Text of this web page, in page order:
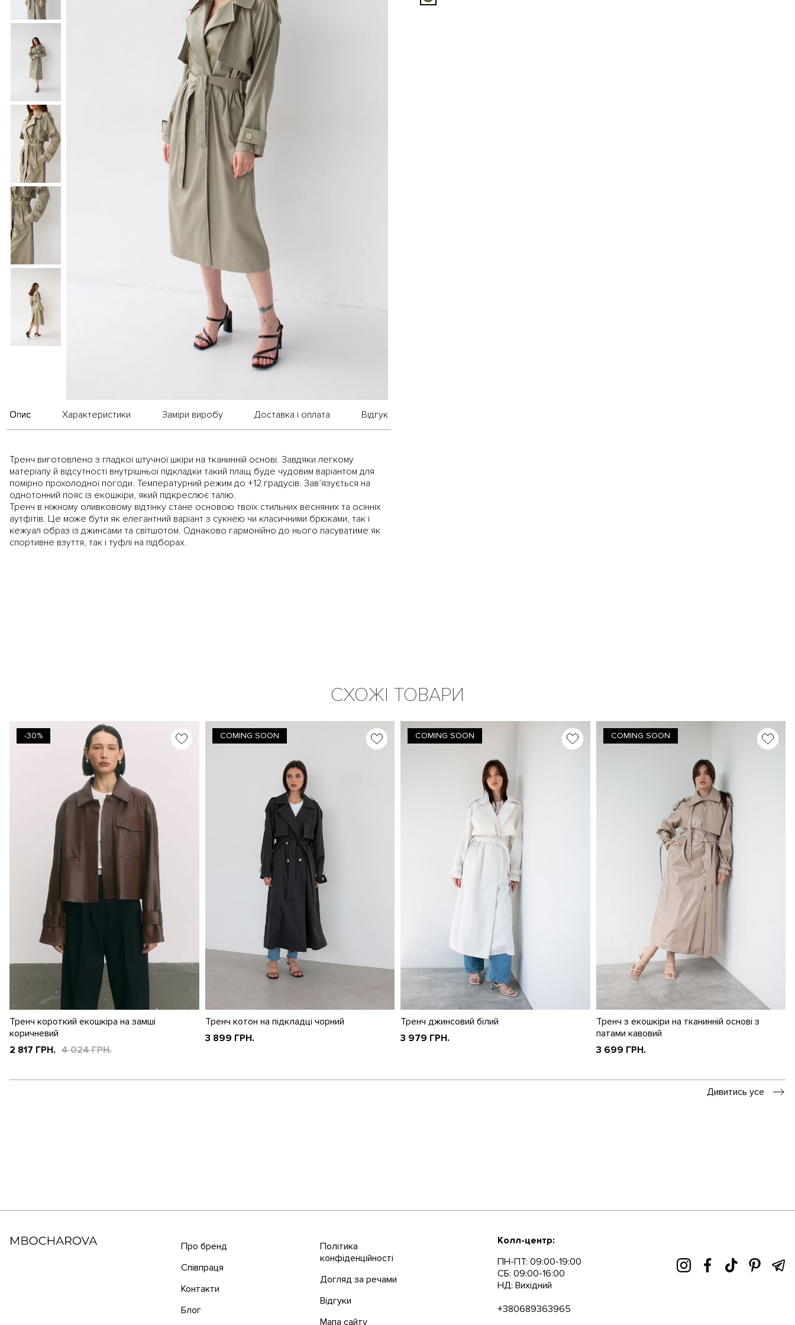
Опис Характеристики Заміри виробу Доставка і оплата Відгук
Тренч виготовлено з гладкої штучної шкіри на тканинній основі. Завдяки легкому
матеріалу й відсутності внутрішньої підкладки такий плащ буде чудовим варіантом для
помірно прохолодної погоди. Температурний режим до +12 градусів. Зав’язується на
однотонний пояс із екошкіри, який підкреслює талію.
Тренч в ніжному оливковому відтінку стане основою твоїх стильних весняних та осінніх
аутфітів. Це може бути як елегантний варіант з сукнею чи класичними брюками, так і
кежуал образ із джинсами та світшотом. Однаково гармонійно до нього пасуватиме як
спортивне взуття, так і туфлі на підборах.
СХОЖІ ТОВАРИ
-30%
Тренч короткий екошкіра на замші
коричневий
2 817 ГРН. 4 024 ГРН.
COMING SOON
Тренч котон на підкладці чорний
3 899 ГРН.
COMING SOON
Тренч джинсовий білий
3 979 ГРН.
COMING SOON
Тренч з екошкіри на тканинній основі з
патами кавовий
3 699 ГРН.
Дивитись усе
Про бренд
Співпраця
Контакти
Блог
Політика
конфіденційності
Догляд за речами
Відгуки
Мапа сайту
Колл-центр:
ПН-ПТ: 09:00-19:00
СБ: 09:00-16:00
НД: Вихідний
+380689363965